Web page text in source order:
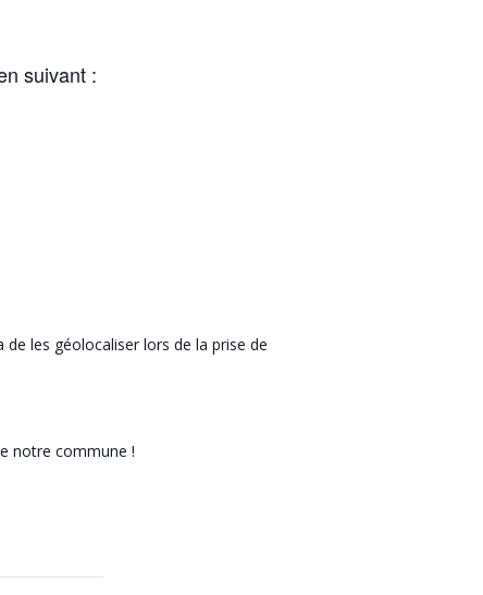
suivant :
les géolocaliser lors de la prise de
notre commune !